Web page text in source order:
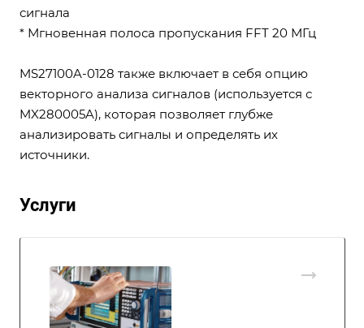
сигнала
* Мгновенная полоса пропускания FFT 20 МГц
MS27100A-0128 также включает в себя опцию
векторного анализа сигналов (используется с
MX280005A), которая позволяет глубже
анализировать сигналы и определять их
источники.
Услуги